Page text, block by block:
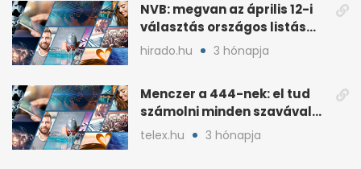
NVB: megvan az április 12-i
választás országos listás
eredménye
hirado.hu 3 hónapja
Menczer a 444-nek: el tud
számolni minden szavával
és tettével
telex.hu 3 hónapja